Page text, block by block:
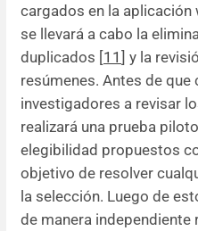
cargados en la aplicación
se llevará a cabo la
duplicados [11 ] y la
resúmenes. Antes de
investigadores a revisar
realizará una prueba
elegibilidad propuestos
objetivo de resolver
la selección. Luego de
de manera